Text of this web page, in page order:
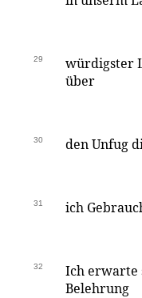
29
würdigster
über
30 den Unfug
31 ich
32
Ich erwarte
Belehrung